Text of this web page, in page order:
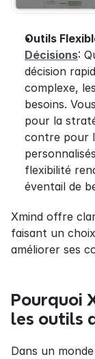
Outils
Décisions:
décision
complexe,
besoins.
pour la
contre pour
flexibilité
éventail de
Xmind offre
faisant un
améliorer ses
Pourquoi
les outils
Dans un